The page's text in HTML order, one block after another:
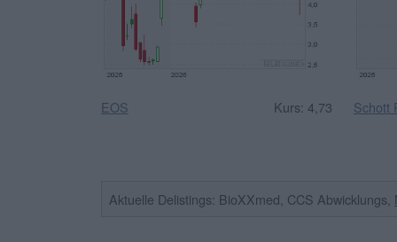
EOS Kurs: 4,73 Schott
Aktuelle Delistings: BioXXmed, CCS Abwicklungs,